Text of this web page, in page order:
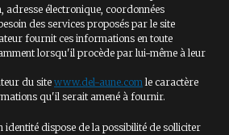
adresse électronique, coordonnées
des services proposés par le site
fournit ces informations en toute
lorsqu'il procède par lui-même à leur
du site www.del-aune.comle caractère
qu'il serait amené à fournir.
dispose de la possibilité de solliciter